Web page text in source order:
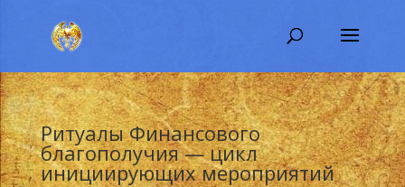
Ритуалы Финансового
благополучия — цикл
инициирующих мероприятий